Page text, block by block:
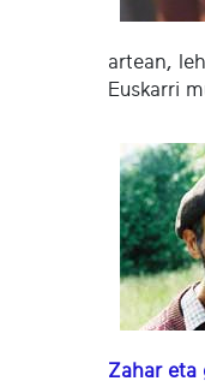
artean,
Euskarri
Zahar eta